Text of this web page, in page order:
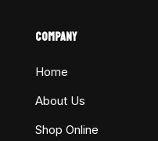
COMPANY
Home
About Us
Shop Online